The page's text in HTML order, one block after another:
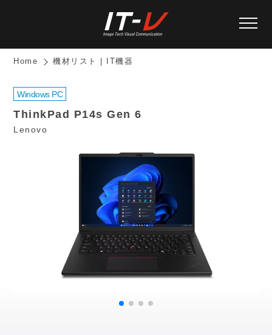
Home 機材リスト | IT機器
Windows PC
ThinkPad P14s Gen 6
Lenovo